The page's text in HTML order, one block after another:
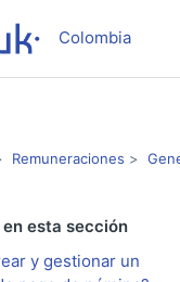
Colombia
Remuneraciones
esta sección
y gestionar un